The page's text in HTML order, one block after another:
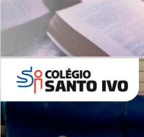
Leituras Literárias
6º AO 9º ANO
Inglês: Turmas
ALUNOS
Entre em